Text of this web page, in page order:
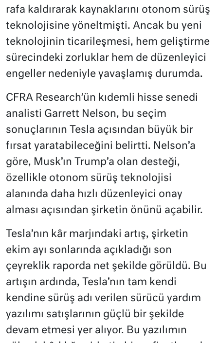
rafa kaldırarak kaynaklarını otonom sürüş
teknolojisine yöneltmişti. Ancak bu yeni
teknolojinin ticarileşmesi, hem geliştirme
sürecindeki zorluklar hem de düzenleyici
engeller nedeniyle yavaşlamış durumda.
CFRA Research’ün kıdemli hisse senedi
analisti Garrett Nelson, bu seçim
sonuçlarının Tesla açısından büyük bir
fırsat yaratabileceğini belirtti. Nelson’a
göre, Musk’ın Trump’a olan desteği,
özellikle otonom sürüş teknolojisi
alanında daha hızlı düzenleyici onay
alması açısından şirketin önünü açabilir.
Tesla’nın kâr marjındaki artış, şirketin
ekim ayı sonlarında açıkladığı son
çeyreklik raporda net şekilde görüldü. Bu
artışın ardında, Tesla’nın tam kendi
kendine sürüş adı verilen sürücü yardım
yazılımı satışlarının güçlü bir şekilde
devam etmesi yer alıyor. Bu yazılımın